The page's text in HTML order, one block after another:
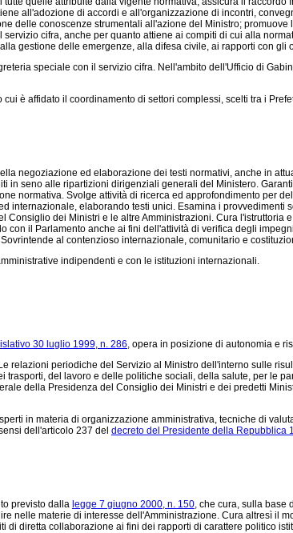
all'adozione di accordi e all'organizzazione di incontri,
delle conoscenze strumentali all'azione del Ministro;
cifra, anche per quanto attiene ai compiti di cui alla
gestione delle emergenze, alla difesa civile, ai rapporti con gli
speciale con il servizio cifra. Nell'ambito dell'Ufficio di
è affidato il coordinamento di settori complessi, scelti tra i
negoziazione ed elaborazione dei testi normativi, anche in
seno alle ripartizioni dirigenziali generali del Ministero.
normativa. Svolge attività di ricerca ed approfondimento per
elaborando testi unici. Esamina i provvedimenti
dei Ministri e le altre Amministrazioni. Cura l'istruttoria
il Parlamento anche ai fini dell'attività di verifica degli
al contenzioso internazionale, comunitario e
indipendenti e con le istituzioni internazionali.
30 luglio 1999, n. 286, opera in posizione di autonomia e
periodiche del Servizio al Ministro dell'interno sulle
del lavoro e delle politiche sociali, della salute, per le
della Presidenza del Consiglio dei Ministri e dei predetti
in materia di organizzazione amministrativa, tecniche di
dell'articolo 237 del decreto del Presidente della Repubblica
previsto dalla legge 7 giugno 2000, n. 150, che cura, sulla base
materie di interesse dell'Amministrazione. Cura altresì il
diretta collaborazione ai fini dei rapporti di carattere politico